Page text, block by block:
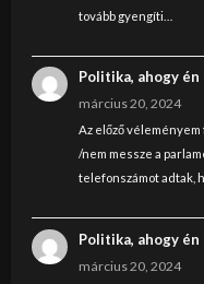
tovább gyengíti…
Politika, ahogy én
március 20, 2024
Az előző
/nem messze a
telefonszámot adtak,
Politika, ahogy én
március 20, 2024